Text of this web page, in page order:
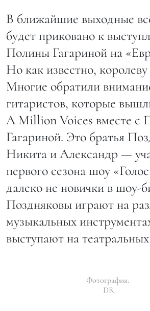
В ближайшие выходные
будет приковано к
Полины Гагариной на
Но как известно, королеву
Многие обратили
гитаристов, которые
A Million Voices вместе с
Гагариной. Это братья
Никита и Александр —
первого сезона шоу
далеко не новички в шоу-
Поздняковы играют на
музыкальных
выступают на
Фотография:
DR